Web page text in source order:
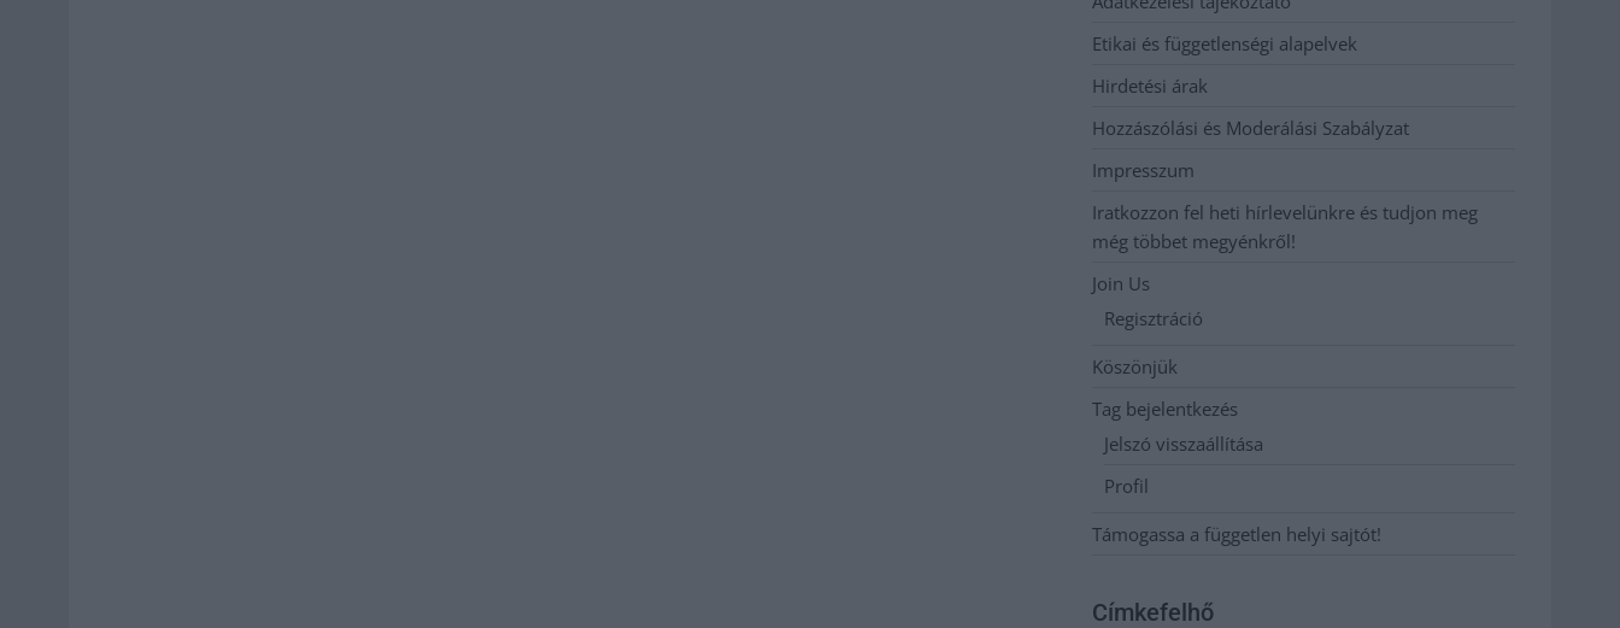
Etikai és függetlenségi alapelvek
Hirdetési árak
Hozzászólási és Moderálási Szabályzat
Impresszum
Iratkozzon fel heti hírlevelünkre és tudjon meg
még többet megyénkről!
Join Us
Regisztráció
Köszönjük
Tag bejelentkezés
Jelszó visszaállítása
Profil
Támogassa a független helyi sajtót!
Címkefelhő